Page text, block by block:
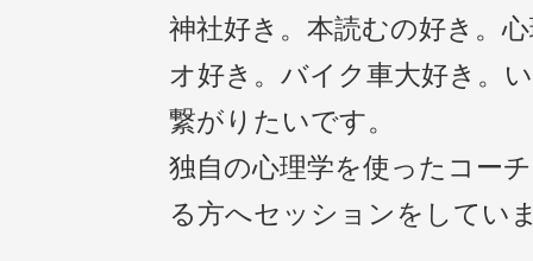
神社好き。本読むの好き。
オ好き。バイク車大好き。
繋がりたいです。
独自の心理学を使ったコー
る方へセッションをしてい